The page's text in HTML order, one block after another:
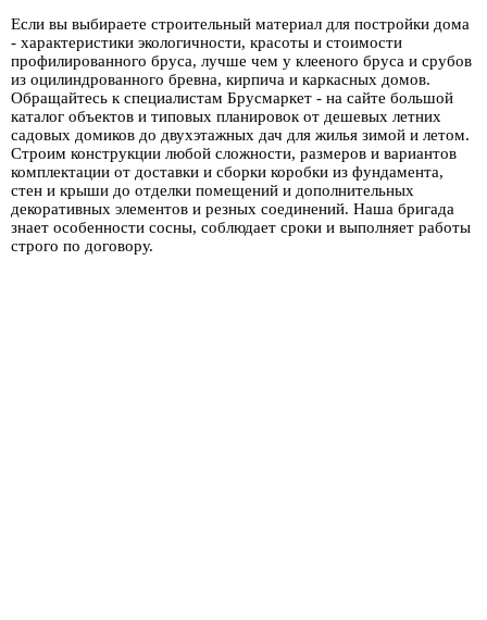
Если вы выбираете строительный материал для постройки дома
- характеристики экологичности, красоты и стоимости
профилированного бруса, лучше чем у клееного бруса и срубов
из оцилиндрованного бревна, кирпича и каркасных домов.
Обращайтесь к специалистам Брусмаркет - на сайте большой
каталог объектов и типовых планировок от дешевых летних
садовых домиков до двухэтажных дач для жилья зимой и летом.
Строим конструкции любой сложности, размеров и вариантов
комплектации от доставки и сборки коробки из фундамента,
стен и крыши до отделки помещений и дополнительных
декоративных элементов и резных соединений. Наша бригада
знает особенности сосны, соблюдает сроки и выполняет работы
строго по договору.